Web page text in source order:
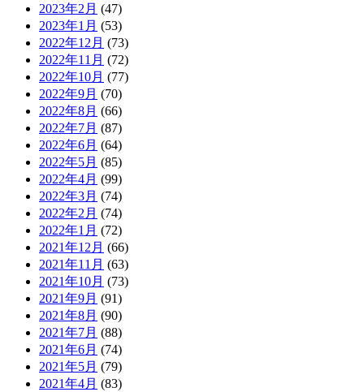
2023年2月 (47)
2023年1月 (53)
2022年12月 (73)
2022年11月 (72)
2022年10月 (77)
2022年9月 (70)
2022年8月 (66)
2022年7月 (87)
2022年6月 (64)
2022年5月 (85)
2022年4月 (99)
2022年3月 (74)
2022年2月 (74)
2022年1月 (72)
2021年12月 (66)
2021年11月 (63)
2021年10月 (73)
2021年9月 (91)
2021年8月 (90)
2021年7月 (88)
2021年6月 (74)
2021年5月 (79)
2021年4月 (83)